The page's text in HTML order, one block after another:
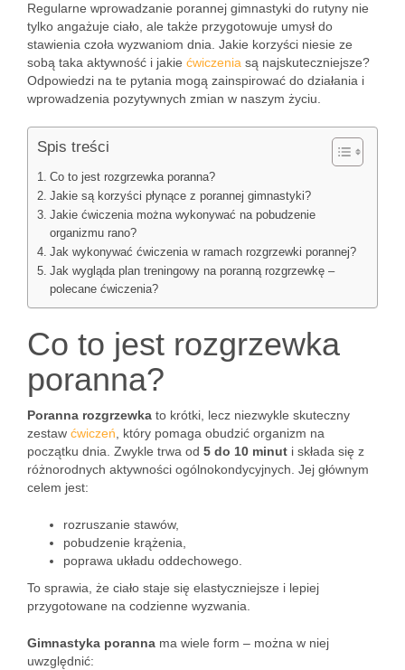
Regularne wprowadzanie porannej gimnastyki do rutyny nie
tylko angażuje ciało, ale także przygotowuje umysł do
stawienia czoła wyzwaniom dnia. Jakie korzyści niesie ze
sobą taka aktywność i jakie ćwiczenia są najskuteczniejsze?
Odpowiedzi na te pytania mogą zainspirować do działania i
wprowadzenia pozytywnych zmian w naszym życiu.
Spis treści
Co to jest rozgrzewka poranna?
Jakie są korzyści płynące z porannej gimnastyki?
Jakie ćwiczenia można wykonywać na pobudzenie
organizmu rano?
Jak wykonywać ćwiczenia w ramach rozgrzewki porannej?
Jak wygląda plan treningowy na poranną rozgrzewkę –
polecane ćwiczenia?
Co to jest rozgrzewka
poranna?
Poranna rozgrzewka to krótki, lecz niezwykle skuteczny
zestaw ćwiczeń , który pomaga obudzić organizm na
początku dnia. Zwykle trwa od 5 do 10 minut i składa się z
różnorodnych aktywności ogólnokondycyjnych. Jej głównym
celem jest:
rozruszanie stawów,
pobudzenie krążenia,
poprawa układu oddechowego.
To sprawia, że ciało staje się elastyczniejsze i lepiej
przygotowane na codzienne wyzwania.
Gimnastyka poranna ma wiele form – można w niej
uwzględnić: